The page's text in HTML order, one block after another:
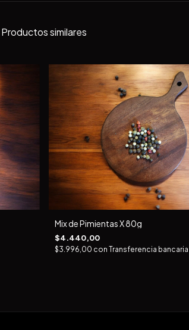
Productos similares
Mix de Pimientas X 80g
$4.440,00
$3.996,00 con Transferencia bancaria